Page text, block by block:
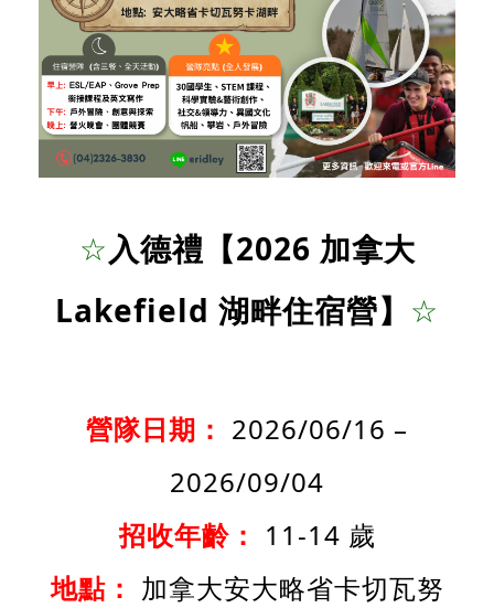
☆入德禮【2026 加拿大
Lakefield 湖畔住宿營】 ☆
營隊日期： 2026/06/16 –
2026/09/04
招收年齡： 11-14 歲
地點： 加拿大安大略省卡切瓦努